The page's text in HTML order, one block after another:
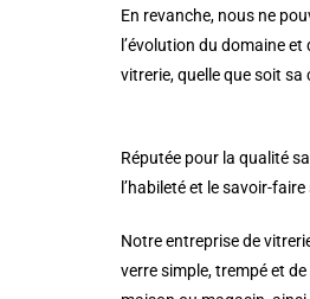
En revanche, nous ne
l’évolution du domaine
vitrerie, quelle que soit
Réputée pour la qualité
l’habileté et le savoir-
Notre entreprise de
verre simple, trempé et